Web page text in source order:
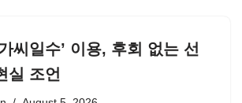
씨일수’ 이용, 후회 없는 선
실 조언